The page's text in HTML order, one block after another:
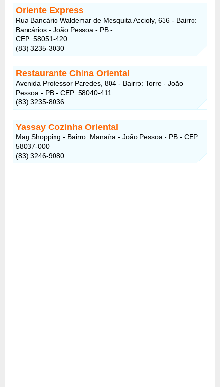
Oriente Express
Rua Bancário Waldemar de Mesquita Accioly, 636 - Bairro:
Bancários - João Pessoa - PB -
CEP: 58051-420
(83) 3235-3030
Restaurante China Oriental
Avenida Professor Paredes, 804 - Bairro: Torre - João
Pessoa - PB - CEP: 58040-411
(83) 3235-8036
Yassay Cozinha Oriental
Mag Shopping - Bairro: Manaíra - João Pessoa - PB - CEP:
58037-000
(83) 3246-9080